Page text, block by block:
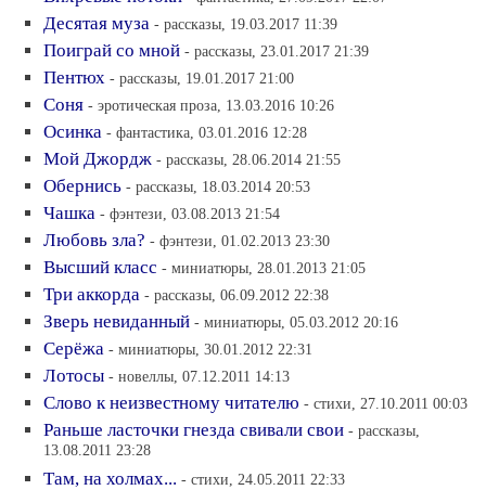
Десятая муза - рассказы, 19.03.2017 11:39
Поиграй со мной - рассказы, 23.01.2017 21:39
Пентюх - рассказы, 19.01.2017 21:00
Соня - эротическая проза, 13.03.2016 10:26
Осинка - фантастика, 03.01.2016 12:28
Мой Джордж - рассказы, 28.06.2014 21:55
Обернись - рассказы, 18.03.2014 20:53
Чашка - фэнтези, 03.08.2013 21:54
Любовь зла? - фэнтези, 01.02.2013 23:30
Высший класс - миниатюры, 28.01.2013 21:05
Три аккорда - рассказы, 06.09.2012 22:38
Зверь невиданный - миниатюры, 05.03.2012 20:16
Серёжа - миниатюры, 30.01.2012 22:31
Лотосы - новеллы, 07.12.2011 14:13
Cлово к неизвестному читателю - стихи, 27.10.2011 00:03
Раньше ласточки гнезда свивали свои - рассказы,
13.08.2011 23:28
Там, на холмах... - стихи, 24.05.2011 22:33